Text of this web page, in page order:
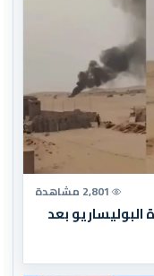
2,801 مشاهدة
بعد